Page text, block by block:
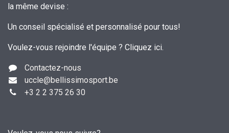
la même devise :
Un conseil spécialisé et personnalisé pour tous!
Voulez-vous rejoindre l'équipe ? Cliquez ici.
Contactez-nous
uccle@bellissimosport.be
+3 2 2 375 26 30